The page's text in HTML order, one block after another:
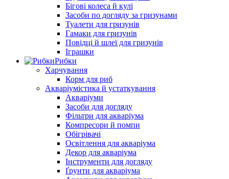
Бігові колеса й кулі
Засоби по догляду за гризунами
Туалети для гризунів
Гамаки для гризунів
Повідці й шлеї для гризунів
Іграшки
Рибки
Харчування
Корм для риб
Акваріумістика й устаткування
Акваріуми
Засоби для догляду
Фільтри для акваріума
Компресори й помпи
Обігрівачі
Освітлення для акваріума
Декор для акваріума
Інструменти для догляду
Ґрунти для акваріума